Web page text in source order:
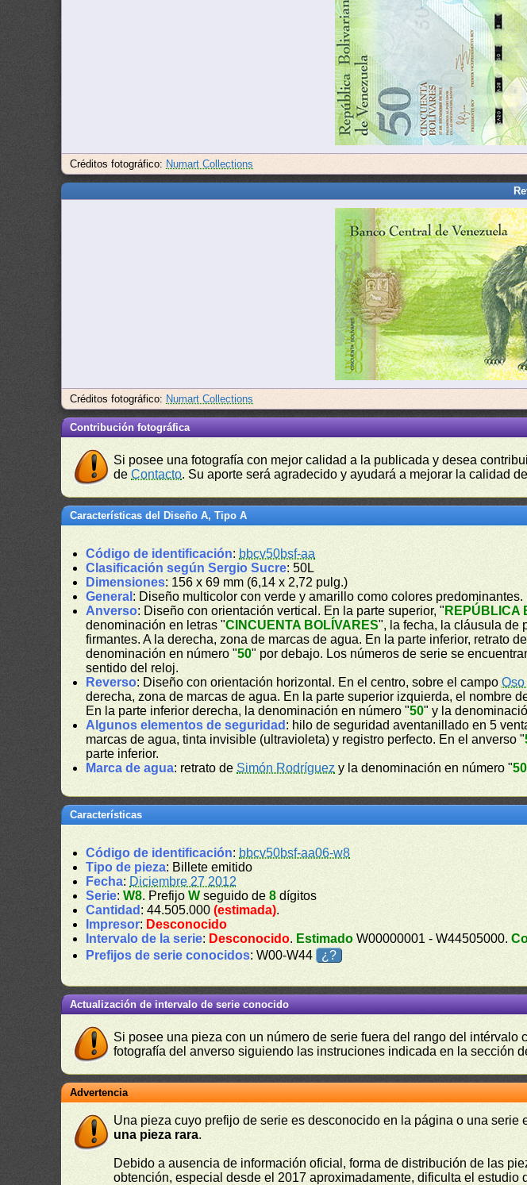
Créditos fotográfico: Numart Collections
Créditos fotográfico: Numart Collections
Contribución fotográfica
Si posee una fotografía con mejor calidad a la publicada y desea
deContacto. Su aporte será agradecido y ayudará a mejorar la calidad
Características del Diseño A, Tipo A
Código de identificación: bbcv50bsf-aa
Clasificación según Sergio Sucre: 50L
Dimensiones: 156 x 69 mm (6,14 x 2,72 pulg.)
General : Diseño multicolor con verde y amarillo como colores predominantes.
Anverso: Diseño con orientación vertical. En la parte superior, " REPÚBLICA
denominación en letras "CINCUENTA BOLÍVARES", la fecha, la cláusula de
firmantes. A la derecha, zona de marcas de agua. En la parte inferior, retrato
denominación en número "50" por debajo. Los números de serie se
sentido del reloj.
Reverso: Diseño con orientación horizontal. En el centro, sobre el campo
derecha, zona de marcas de agua. En la parte superior izquierda, el nombre
En la parte inferior derecha, la denominación en número "50" y la
Algunos elementos de seguridad : hilo de seguridad aventanillado en 5
marcas de agua, tinta invisible (ultravioleta) y registro perfecto. En el anverso "
parte inferior.
Marca de agua: retrato deSimón Rodríguez y la denominación en número "50
Características
Código de identificación: bbcv50bsf-aa06-w8
Tipo de pieza: Billete emitido
Fecha: Diciembre 27 2012
Serie:W8. PrefijoW seguido de8 dígitos
Cantidad : 44.505.000(estimada).
Impresor: Desconocido
Intervalo de la serie: Desconocido. Estimado W00000001 - W44505000.
Prefijos de serie conocidos: W00-W44 ¿?
Actualización de intervalo de serie conocido
Si posee una pieza con un número de serie fuera del rango del
fotografía del anverso siguiendo las instruciones indicada en la sección
Advertencia
Una pieza cuyo prefijo de serie es desconocido en la página o una serie
una pieza rara.
Debido a ausencia de información oficial, forma de distribución de las
obtención, especial desde el 2017 aproximadamente, dificulta el estudio